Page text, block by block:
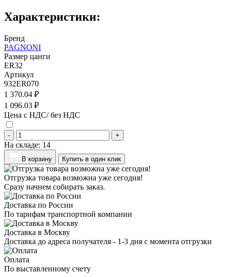
Характеристики:
Бренд
PAGNONI
Размер цанги
ER32
Артикул
932ER070
1 370.04 ₽
1 096.03 ₽
Цена с НДС/ без НДС
- +
На складе: 14
В корзину Купить в один клик
Отгрузка товара возможна уже сегодня!
Сразу начнем собирать заказ.
Доставка по России
По тарифам транспортной компании
Доставка в Москву
Доставка до адреса получателя - 1-3 дня с момента отгрузки
Оплата
По выставленному счету